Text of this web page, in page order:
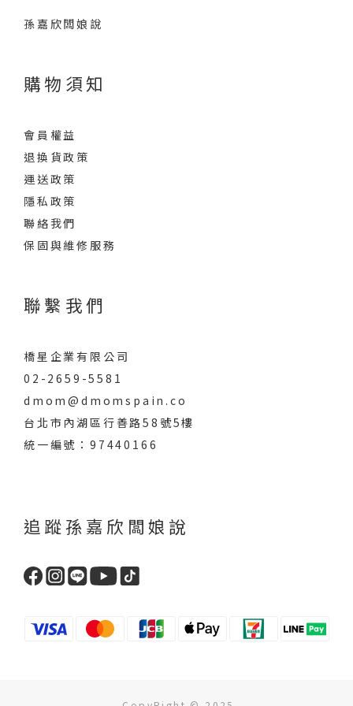
孫嘉欣闆娘說
購物須知
會員權益
退換貨政策
運送政策
隱私政策
聯絡我們
保固與維修服務
聯繫我們
橋星企業有限公司
02-2659-5581
dmom@dmomspain.co
台北市內湖區行善路58號5樓
統一編號：97440166
追蹤孫嘉欣闆娘說